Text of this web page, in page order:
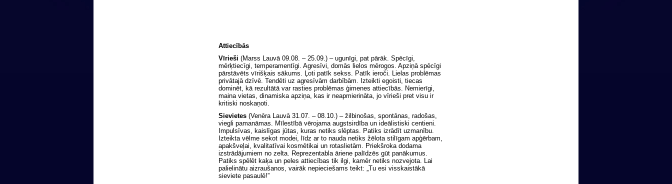
Attiecībās
Vīrieši (Marss Lauvā 09.08. – 25.09.) – ugunīgi, pat pārāk. Spēcīgi,
mērķtiecīgi, temperamentīgi. Agresīvi, domās lielos mērogos. Apziņā spēcīgi
pārstāvēts vīrišķais sākums. Ļoti patīk sekss. Patīk ieroči. Lielas problēmas
privātajā dzīvē. Tendēti uz agresīvām darbībām. Izteikti egoisti, tiecas
dominēt, kā rezultātā var rasties problēmas ģimenes attiecībās. Nemierīgi,
maina vietas, dinamiska apziņa, kas ir neapmierināta, jo vīrieši pret visu ir
kritiski noskaņoti.
Sievietes (Venēra Lauvā 31.07. – 08.10.) – žilbinošas, spontānas, radošas,
viegli pamanāmas. Mīlestībā vērojama augstsirdība un ideālistiski centieni.
Impulsīvas, kaislīgas jūtas, kuras netiks slēptas. Patiks izrādīt uzmanību.
Izteikta vēlme sekot modei, līdz ar to nauda netiks žēlota stilīgam apģērbam,
apakšveļai, kvalitatīvai kosmētikai un rotaslietām. Priekšroka dodama
izstrādājumiem no zelta. Reprezentabla āriene palīdzēs gūt panākumus.
Patiks spēlēt kaķa un peles attiecības tik ilgi, kamēr netiks nozvejota. Lai
palielinātu aizraušanos, vairāk nepieciešams teikt: „Tu esi visskaistākā
sieviete pasaulē!”